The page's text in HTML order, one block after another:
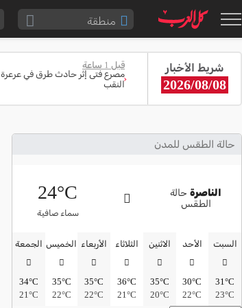
منطقة
القدس والقضاء
المثلث الشمالي
شفاعمرو والقضاء
الضفة الغربية
قطاع غزة
النقب
قرى المرج
شريط الأخبار
2026/08/08
قبل 1 ساعة
مصرع فتى إثر حادث طرق في عرعرة
النقب‹
حالة الطقس للمدن
الناصرةحالة
الطقس
24°C
سماء صافية
السبت
31°C
23°C
الأحد
30°C
22°C
الاثنين
35°C
20°C
الثلاثاء
36°C
21°C
الأربعاء
35°C
22°C
الخميس
35°C
22°C
الجمعة
34°C
21°C